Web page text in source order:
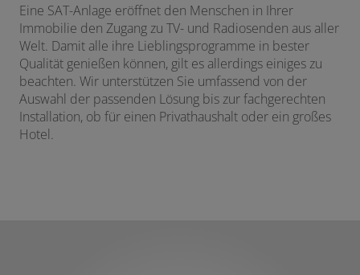
Eine SAT-Anlage eröffnet den Menschen in Ihrer
Immobilie den Zugang zu TV- und Radiosenden aus aller
Welt. Damit alle ihre Lieblingsprogramme in bester
Qualität genießen können, gilt es allerdings einiges zu
beachten. Wir unterstützen Sie umfassend von der
Auswahl der passenden Lösung bis zur fachgerechten
Installation, ob für einen Privathaushalt oder ein großes
Hotel.